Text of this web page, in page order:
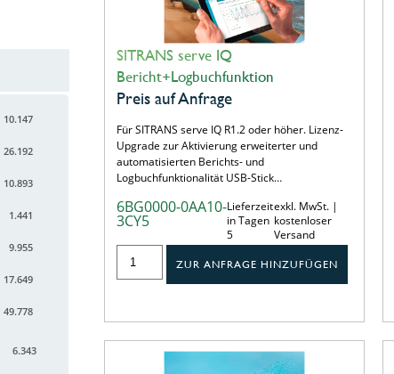
10.147
26.192
10.893
1.441
9.955
17.649
49.778
6.343
SITRANS serve IQ
Bericht+Logbuchfunktion
Preis auf Anfrage
Für SITRANS serve IQ R1.2 oder höher. Lizenz-
Upgrade zur Aktivierung erweiterter und
automatisierten Berichts- und
Logbuchfunktionalität USB-Stick…
6BG0000-0AA10-
3CY5
Lieferzeit
in Tagen
5
exkl. MwSt. |
kostenloser
Versand
ZUR ANFRAGE HINZUFÜGEN